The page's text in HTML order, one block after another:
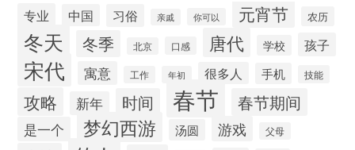
专业 中国 习俗 亲戚 你可以 元宵节 农历
冬天 冬季 北京 口感 唐代 学校 孩子
宋代 寓意 工作 年初 很多人 手机 技能
攻略 新年 时间 春节 春节期间
是一个 梦幻西游 汤圆 游戏 父母